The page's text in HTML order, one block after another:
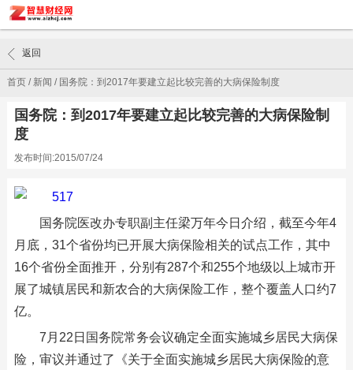
首页/ 新闻 / 国务院：到2017年要建立起比较完善的大病保险制度
返回
国务院：到2017年要建立起比较完善的大病保险制
度
发布时间:2015/07/24
国务院医改办专职副主任梁万年今日介绍，截至今年4
月底，31个省份均已开展大病保险相关的试点工作，其中
16个省份全面推开，分别有287个和255个地级以上城市开
展了城镇居民和新农合的大病保险工作，整个覆盖人口约7
亿。
7月22日国务院常务会议确定全面实施城乡居民大病保
险，审议并通过了《关于全面实施城乡居民大病保险的意